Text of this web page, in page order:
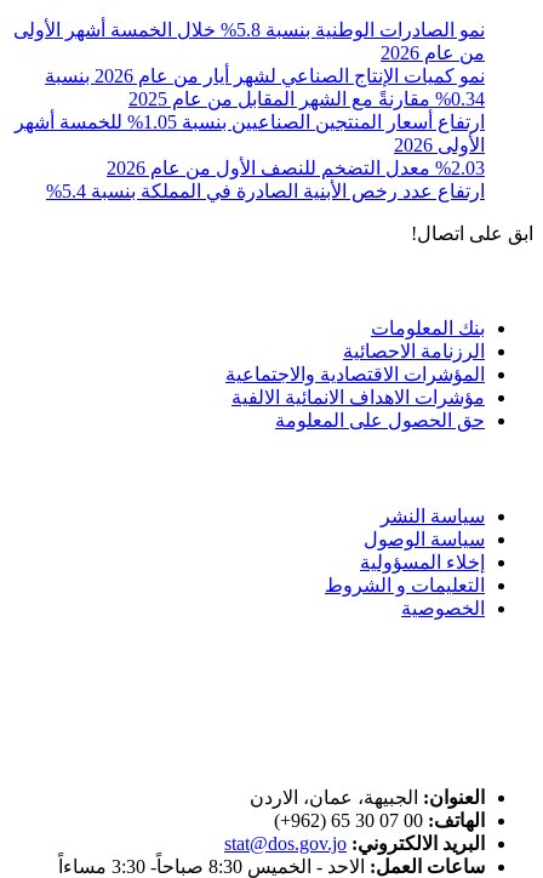
نمو الصادرات الوطنية بنسبة 5.8% خلال الخمسة أشهر الأولى
من عام 2026
نمو كميات الإنتاج الصناعي لشهر أيار من عام 2026 بنسبة
0.34% مقارنةً مع الشهر المقابل من عام 2025
ارتفاع أسعار المنتجين الصناعيين بنسبة 1.05% للخمسة أشهر
الأولى 2026
%2.03 معدل التضخم للنصف الأول من عام 2026
ارتفاع عدد رخص الأبنية الصادرة في المملكة بنسبة 5.4%
ابق على اتصال!
بنك المعلومات
الرزنامة الاحصائية
المؤشرات الاقتصادية والاجتماعية
مؤشرات الاهداف الانمائية الالفية
حق الحصول على المعلومة
سياسة النشر
سياسة الوصول
إخلاء المسؤولية
التعليمات و الشروط
الخصوصية
العنوان: الجبيهة، عمان، الاردن
الهاتف: 00 07 30 65 (962+)
البريد الالكتروني: stat@dos.gov.jo
ساعات العمل: الاحد - الخميس 8:30 صباحاً- 3:30 مساءاً